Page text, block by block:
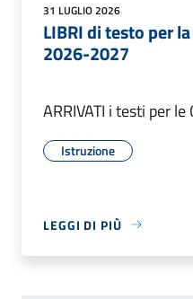
31 LUGLIO 2026
LIBRI di testo per
2026-2027
ARRIVATI i testi per
Istruzione
LEGGI DI PIÙ